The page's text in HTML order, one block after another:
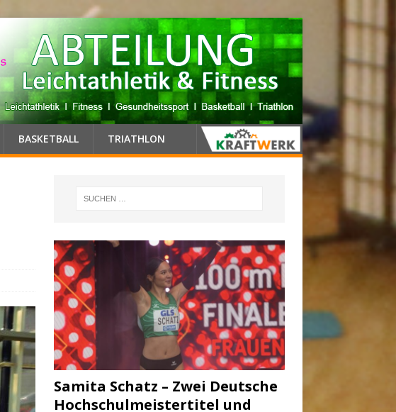
BASKETBALL TRIATHLON
Samita Schatz – Zwei Deutsche
Hochschulmeistertitel und